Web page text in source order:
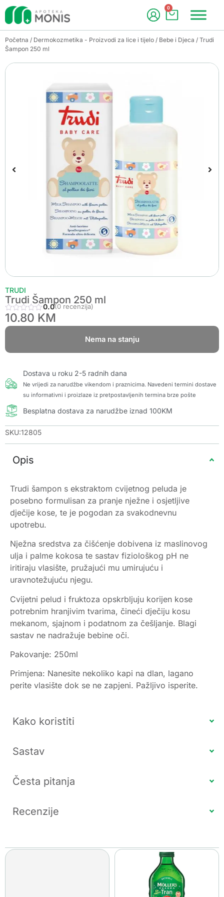
0
Početna / Dermokozmetika - Proizvodi za lice i tijelo / Bebe i Djeca / Trudi
Šampon 250 ml
TRUDI
Trudi Šampon 250 ml
0.0(0 recenzija)
10.80 KM
Nema na stanju
Dostava u roku 2-5 radnih dana
Ne vrijedi za narudžbe vikendom i praznicima. Navedeni termini dostave
su informativni i proizlaze iz pretpostavljenih termina brze pošte
Besplatna dostava za narudžbe iznad 100KM
SKU:12805
Opis
Trudi šampon s ekstraktom cvijetnog peluda je
posebno formulisan za pranje nježne i osjetljive
dječije kose, te je pogodan za svakodnevnu
upotrebu.
Nježna sredstva za čišćenje dobivena iz maslinovog
ulja i palme kokosa te sastav fiziološkog pH ne
iritiraju vlasište, pružajući mu umirujuću i
uravnotežujuću njegu.
Cvijetni pelud i fruktoza opskrbljuju korijen kose
potrebnim hranjivim tvarima, čineći dječiju kosu
mekanom, sjajnom i podatnom za češljanje. Blagi
sastav ne nadražuje bebine oči.
Pakovanje: 250ml
Primjena: Nanesite nekoliko kapi na dlan, lagano
perite vlasište dok se ne zapjeni. Pažljivo isperite.
Kako koristiti
Sastav
Česta pitanja
Recenzije